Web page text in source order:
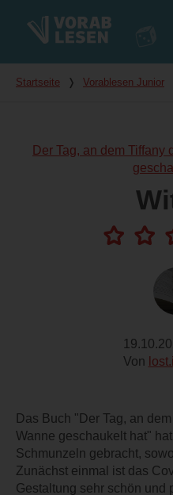
Du bist hier
Startseite ❭ Vorablesen Junior
Der Tag, an dem Tiffany
Von
Das Buch "Der Tag, an
Wanne geschaukelt hat"
Schmunzeln gebracht,
Zunächst einmal ist das
Gestaltung sehr schön und